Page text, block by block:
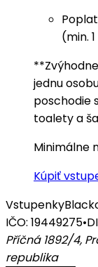
(min.
jednu
poschodie
toalety a
Minimálne
Kúpiť
Vstupenky
IČO: 19449275•
Příčná 1892/4,
republika